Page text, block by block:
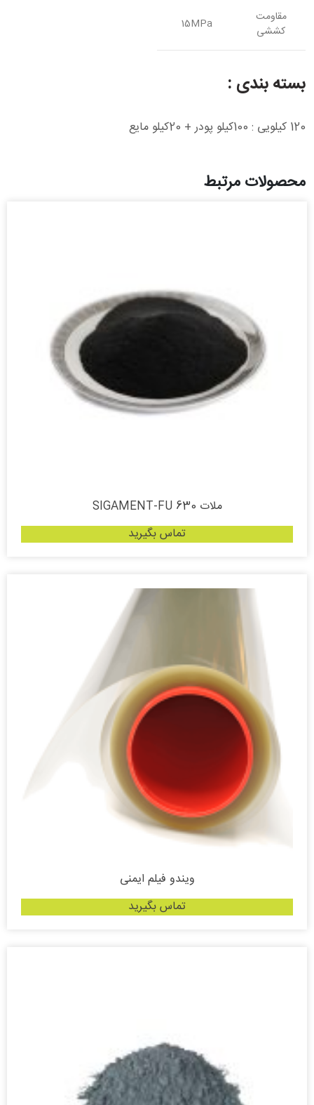
مقاومت
کششی
15MPa
بسته بندی :
120 کیلویی : 100کیلو پودر + 20کیلو مایع
محصولات مرتبط
ملات SIGAMENT-FU 630
تماس بگیرید
ویندو فیلم ایمنی
تماس بگیرید